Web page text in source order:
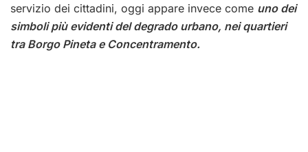
servizio dei cittadini, oggi appare invece come uno dei
simboli più evidenti del degrado urbano, nei quartieri
tra Borgo Pineta e Concentramento.